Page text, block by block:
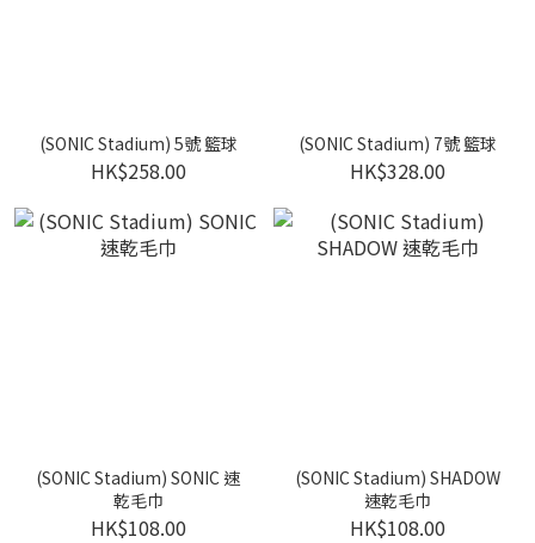
(SONIC Stadium) 5號 籃球
HK$258.00
(SONIC Stadium) 7號 籃球
HK$328.00
(SONIC Stadium) SONIC 速
乾毛巾
HK$108.00
(SONIC Stadium) SHADOW
速乾毛巾
HK$108.00